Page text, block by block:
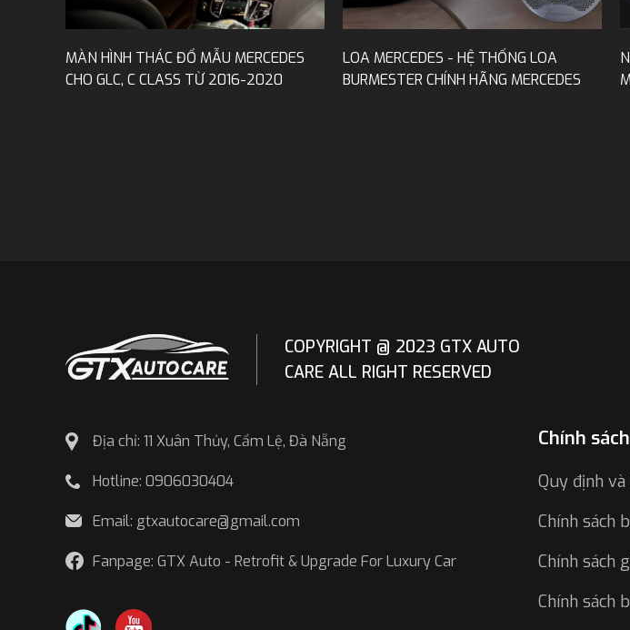
MÀN HÌNH THÁC ĐỔ MẪU MERCEDES
CHO GLC, C CLASS TỪ 2016-2020
LOA MERCEDES - HỆ THỐNG LOA
BURMESTER CHÍNH HÃNG MERCEDES
COPYRIGHT @ 2023 GTX AUTO
CARE ALL RIGHT RESERVED
Địa chỉ: 11 Xuân Thủy, Cẩm Lệ, Đà Nẵng
Hotline: 0906030404
Email: gtxautocare@gmail.com
Fanpage: GTX Auto - Retrofit & Upgrade For Luxury Car
Chính
Quy định
Chính sách
Chính sách
Chính sách